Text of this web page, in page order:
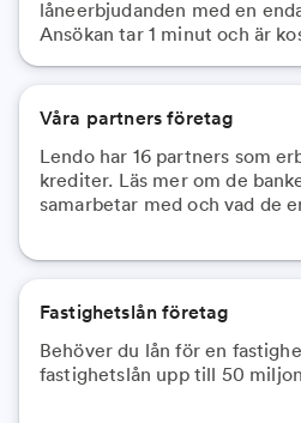
låneerbjudanden med en
Ansökan tar 1 minut och är
Våra partners företag
Lendo har 16 partners som
krediter. Läs mer om de
samarbetar med och vad de
Fastighetslån företag
Behöver du lån för en
fastighetslån upp till 50